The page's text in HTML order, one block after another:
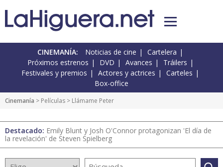
CINEMANÍA: Noticias de cine
Cartelera
Próximos estrenos
DVD Avances
Tráilers
Festivales y premios
Actores y actrices
Carteles
Box-office
Cinemanía > Películas > Llámame Peter
Destacado: Emily Blunt y Josh O'Connor protagonizan 'El día de
la revelación' de Steven Spielberg